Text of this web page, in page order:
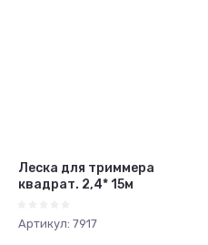
Леска для триммера
квадрат. 2,4* 15м
Артикул: 7917